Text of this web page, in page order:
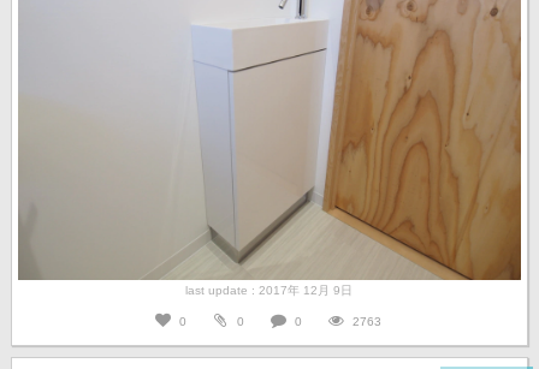
last update : 2017年 12月 9日
0 0 0 2763